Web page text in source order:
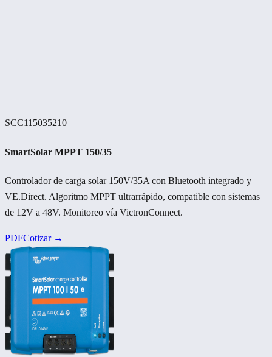
SCC115035210
SmartSolar MPPT 150/35
Controlador de carga solar 150V/35A con Bluetooth integrado y
VE.Direct. Algoritmo MPPT ultrarrápido, compatible con sistemas
de 12V a 48V. Monitoreo vía VictronConnect.
PDFCotizar →